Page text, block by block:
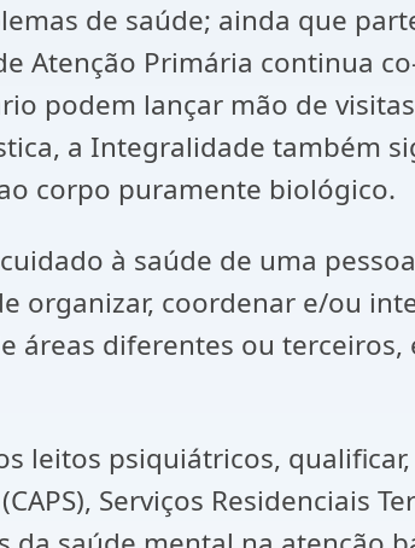
de saúde; ainda que
Atenção Primária continua
podem lançar mão de
a Integralidade também
corpo puramente biológico.
à saúde de uma
organizar, coordenar e/ou
áreas diferentes ou
leitos psiquiátricos,
Serviços Residenciais